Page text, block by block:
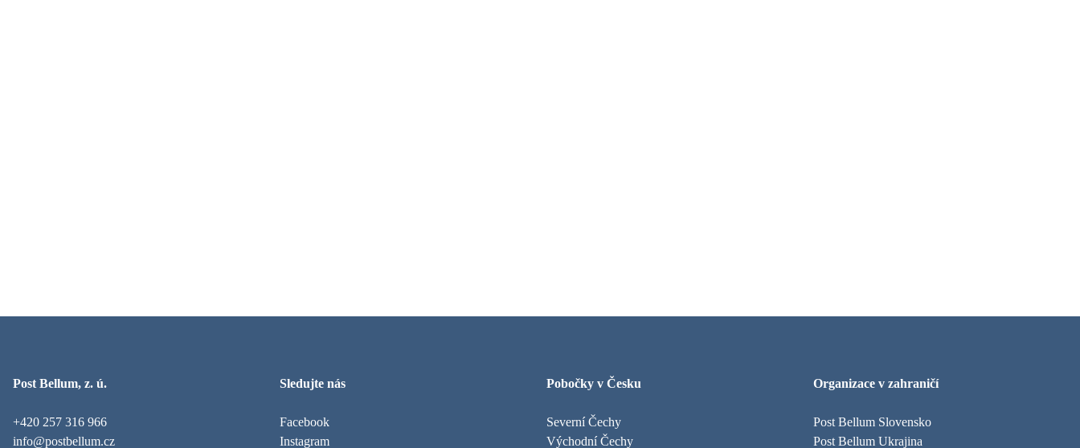
Post Bellum, z. ú.
+420 257 316 966
info@postbellum.cz
Sledujte nás
Facebook
Instagram
Pobočky v Česku
Severní Čechy
Východní Čechy
Organizace v zahraničí
Post Bellum Slovensko
Post Bellum Ukrajina